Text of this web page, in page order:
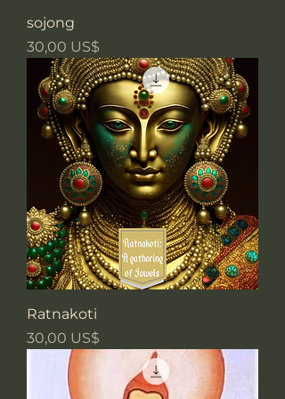
sojong
Precio
30,00 US$
Ratnakoti
Precio
30,00 US$